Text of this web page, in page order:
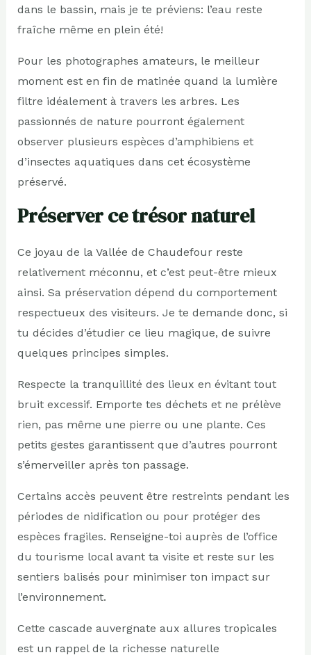
dans le bassin, mais je te préviens: l’eau reste
fraîche même en plein été!
Pour les photographes amateurs, le meilleur
moment est en fin de matinée quand la lumière
filtre idéalement à travers les arbres. Les
passionnés de nature pourront également
observer plusieurs espèces d’amphibiens et
d’insectes aquatiques dans cet écosystème
préservé.
Préserver ce trésor naturel
Ce joyau de la Vallée de Chaudefour reste
relativement méconnu, et c’est peut-être mieux
ainsi. Sa préservation dépend du comportement
respectueux des visiteurs. Je te demande donc, si
tu décides d’étudier ce lieu magique, de suivre
quelques principes simples.
Respecte la tranquillité des lieux en évitant tout
bruit excessif. Emporte tes déchets et ne prélève
rien, pas même une pierre ou une plante. Ces
petits gestes garantissent que d’autres pourront
s’émerveiller après ton passage.
Certains accès peuvent être restreints pendant les
périodes de nidification ou pour protéger des
espèces fragiles. Renseigne-toi auprès de l’office
du tourisme local avant ta visite et reste sur les
sentiers balisés pour minimiser ton impact sur
l’environnement.
Cette cascade auvergnate aux allures tropicales
est un rappel de la richesse naturelle